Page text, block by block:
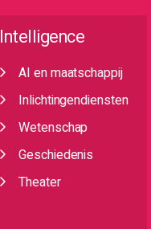
Intelligence
AI en maatschappij
Inlichtingendiensten
Wetenschap
Geschiedenis
Theater